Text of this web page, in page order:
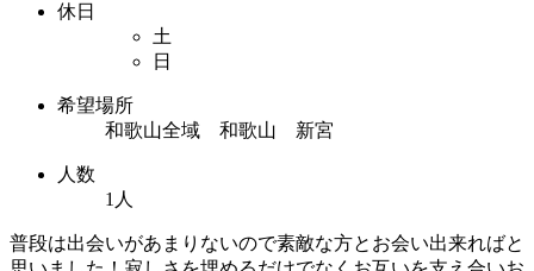
休日
土
日
希望場所
和歌山全域 和歌山 新宮
人数
1人
普段は出会いがあまりないので素敵な方とお会い出来ればと